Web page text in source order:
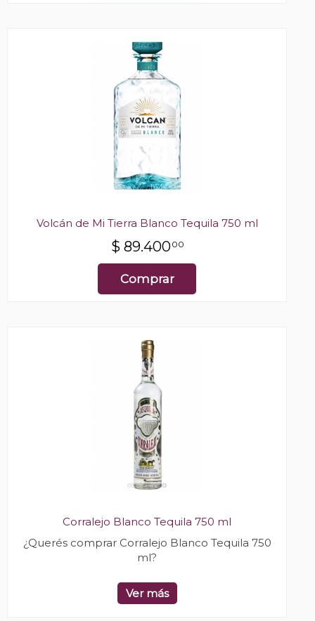
Volcán de Mi Tierra Blanco Tequila 750 ml
$ 89.40000
Comprar
Corralejo Blanco Tequila 750 ml
¿Querés comprar Corralejo Blanco Tequila 750
ml?
Ver más